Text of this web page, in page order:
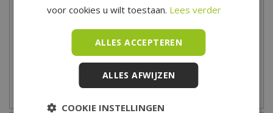
Toomax Multibox Woody's
,
Toomax Kussenbox
95
voor cookies u wilt toestaan. Lees verder
ALLES ACCEPTEREN
ALLES AFWIJZEN
COOKIE INSTELLINGEN